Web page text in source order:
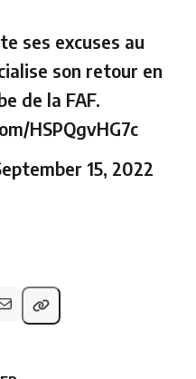
ses excuses au
son retour en
de la FAF.
HSPQgvHG7c
15, 2022